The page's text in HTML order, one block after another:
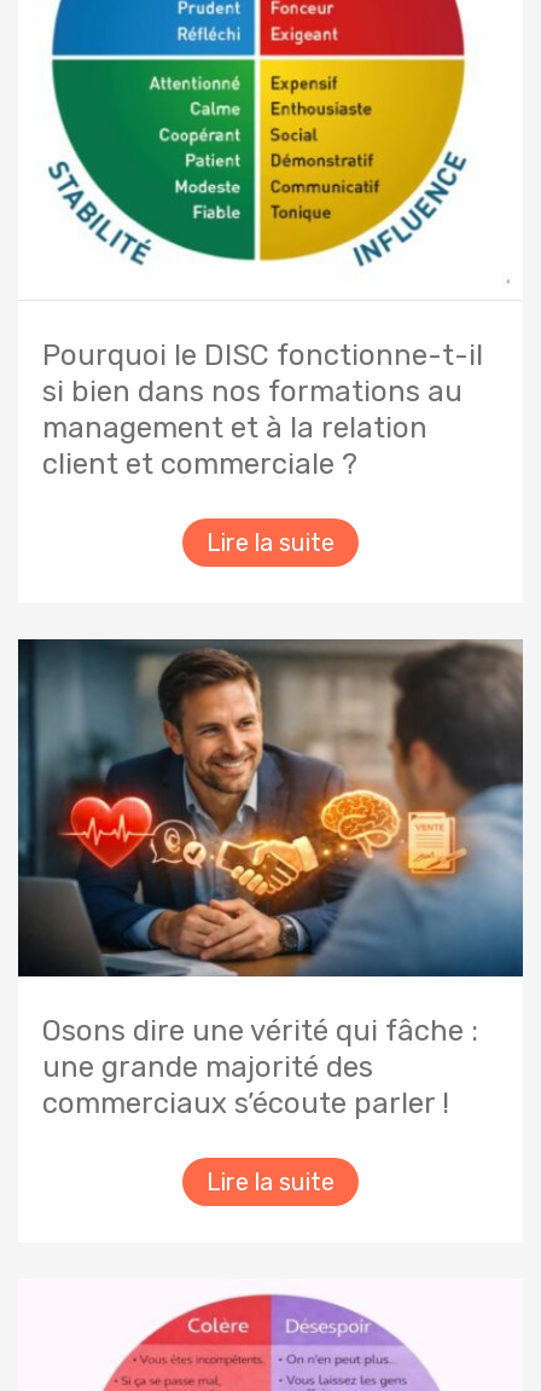
Pourquoi le DISC fonctionne-t-il
si bien dans nos formations au
management et à la relation
client et commerciale ?
Lire la suite
Osons dire une vérité qui fâche :
une grande majorité des
commerciaux s’écoute parler !
Lire la suite